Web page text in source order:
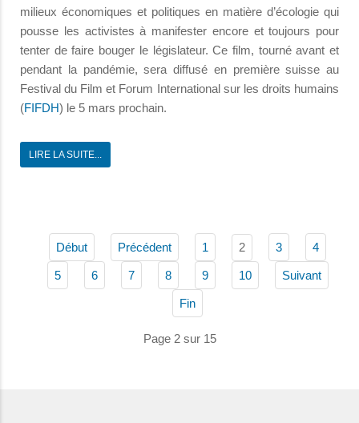
milieux économiques et politiques en matière d’écologie qui
pousse les activistes à manifester encore et toujours pour
tenter de faire bouger le législateur. Ce film, tourné avant et
pendant la pandémie, sera diffusé en première suisse au
Festival du Film et Forum International sur les droits humains
(FIFDH) le 5 mars prochain.
LIRE LA SUITE...
Début Précédent 1 2 3 4
5 6 7 8 9 10 Suivant
Fin
Page 2 sur 15